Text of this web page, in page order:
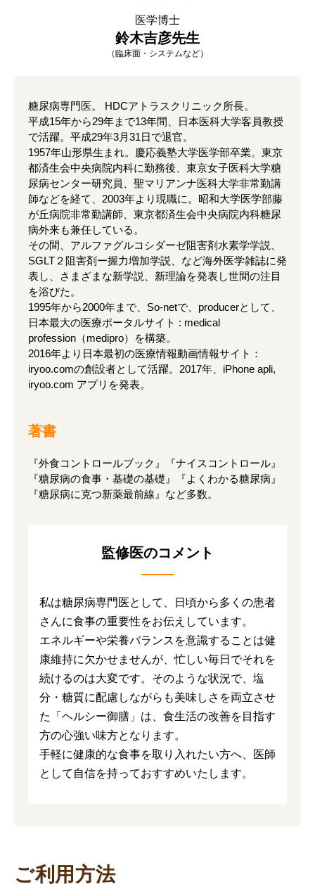
糖尿病専門医。 HDCアトラスクリニック所長。
平成15年から29年まで13年間、日本医科大学客員教授
で活躍。平成29年3月31日で退官。
1957年山形県生まれ。慶応義塾大学医学部卒業。東京
都済生会中央病院内科に勤務後、東京女子医科大学糖
尿病センター研究員、聖マリアンナ医科大学非常勤講
師などを経て、2003年より現職に。昭和大学医学部藤
が丘病院非常勤講師、東京都済生会中央病院内科糖尿
病外来も兼任している。
その間、アルファグルコシダーゼ阻害剤水素学学説、
SGLT２阻害剤ー握力増加学説、など海外医学雑誌に発
表し、さまざまな新学説、新理論を発表し世間の注目
を浴びた。
1995年から2000年まで、So-netで、producerとして、
日本最大の医療ポータルサイト : medical
profession（medipro）を構築。
2016年より日本最初の医療情報動画情報サイト：
iryoo.comの創設者として活躍。2017年、iPhone apli,
iryoo.com アプリを発表。
著書
『外食コントロールブック』『ナイスコントロール』
『糖尿病の食事・基礎の基礎』『よくわかる糖尿病』
『糖尿病に克つ新薬最前線』など多数。
医学博士
鈴木吉彦先生
（臨床面・システムなど）
監修医のコメント
私は糖尿病専門医として、日頃から多くの患者
さんに食事の重要性をお伝えしています。
エネルギーや栄養バランスを意識することは健
康維持に欠かせませんが、忙しい毎日でそれを
続けるのは大変です。そのような状況で、塩
分・糖質に配慮しながらも美味しさを両立させ
た「ヘルシー御膳」は、食生活の改善を目指す
方の心強い味方となります。
手軽に健康的な食事を取り入れたい方へ、医師
として自信を持っておすすめいたします。
ご利用方法